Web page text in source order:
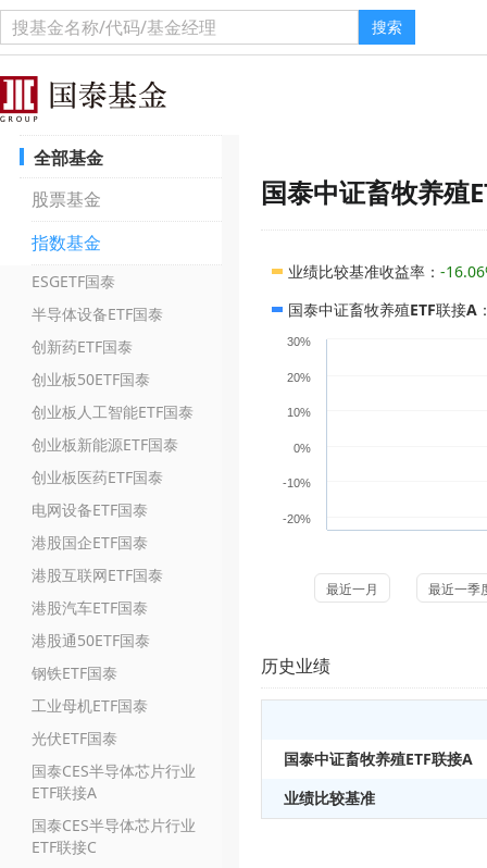
搜索
全部基金
股票基金
指数基金
ESGETF国泰
半导体设备ETF国泰
创新药ETF国泰
创业板50ETF国泰
创业板人工智能ETF国泰
创业板新能源ETF国泰
创业板医药ETF国泰
电网设备ETF国泰
港股国企ETF国泰
港股互联网ETF国泰
港股汽车ETF国泰
港股通50ETF国泰
钢铁ETF国泰
工业母机ETF国泰
光伏ETF国泰
国泰CES半导体芯片行业
ETF联接A
国泰CES半导体芯片行业
ETF联接C
国泰中证畜牧养殖
业绩比较基准收益率 ： -
国泰中证畜牧养殖ETF联接A
-20%
-10%
0%
10%
20%
30%
最近一月 最近一季
历史业绩
国泰中证畜牧养殖ETF联接A
业绩比较基准